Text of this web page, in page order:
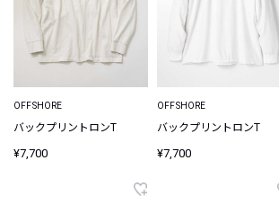
OFFSHORE
バックプリントロンT
¥7,700
OFFSHORE
バックプリントロンT
¥7,700